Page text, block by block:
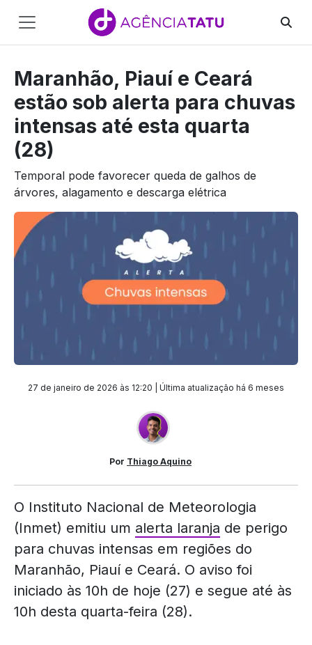
Pular para o conteúdo
Main
Navigation
Maranhão, Piauí e Ceará
estão sob alerta para chuvas
intensas até esta quarta
(28)
Temporal pode favorecer queda de galhos de
árvores, alagamento e descarga elétrica
27 de janeiro de 2026 às 12:20 | Última atualização há 6 meses
Por Thiago Aquino
O Instituto Nacional de Meteorologia
(Inmet) emitiu um alerta laranja de perigo
para chuvas intensas em regiões do
Maranhão, Piauí e Ceará. O aviso foi
iniciado às 10h de hoje (27) e segue até às
10h desta quarta-feira (28).